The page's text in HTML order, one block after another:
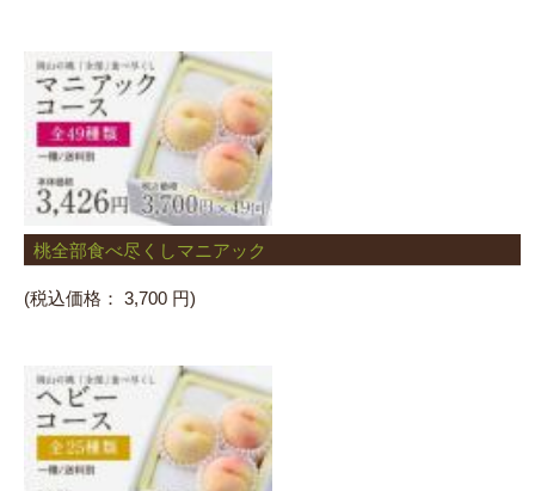
桃全部食べ尽くしマニアック
(税込価格： 3,700 円)